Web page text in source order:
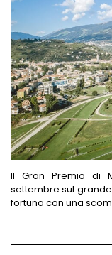
Il Gran Premio di
settembre sul
fortuna con una